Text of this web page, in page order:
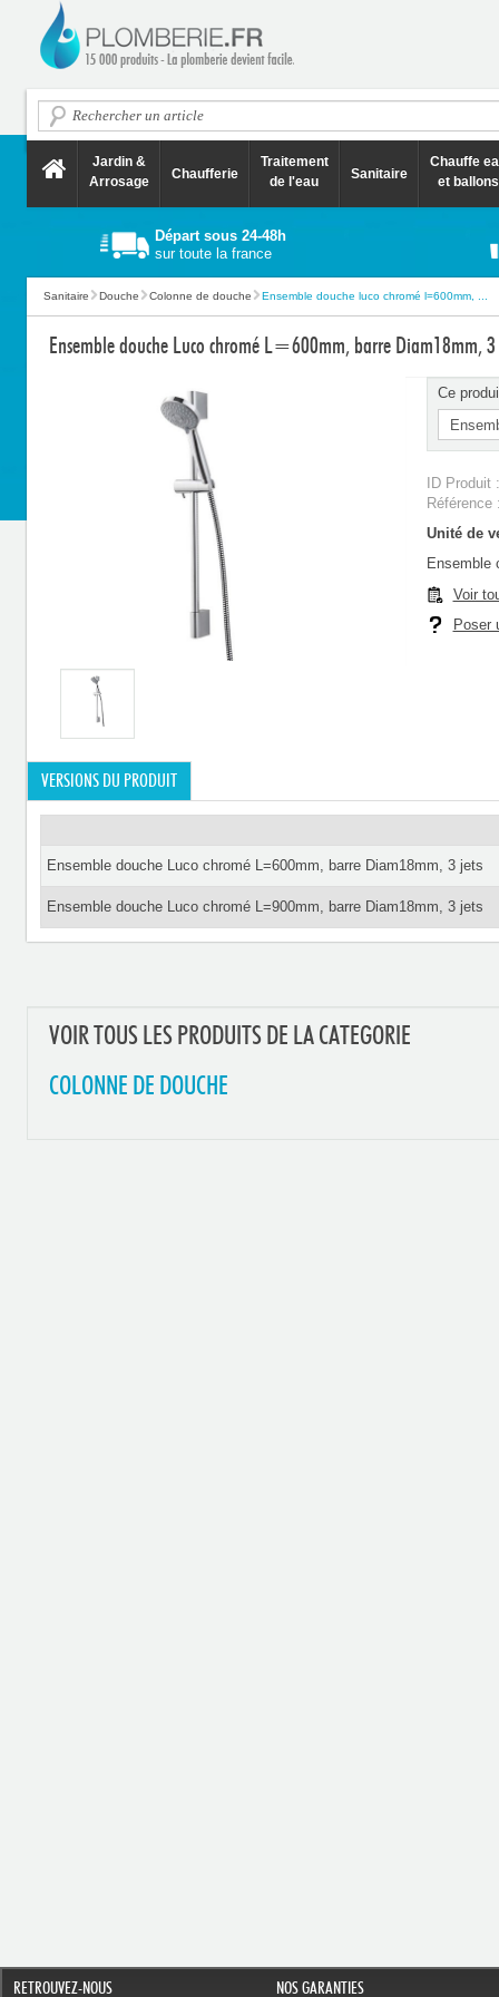
Jardin &
Arrosage
Chaufferie
Traitement
de l'eau
Sanitaire
Chauffe
et ballons
Départ sous 24-48h
sur toute la france
Sanitaire Douche Colonne de douche Ensemble douche luco chromé l=600mm, ...
Ensemble douche Luco chromé L=600mm, barre Diam18mm, 3
Ce
ID Produit
Unité de
Ensemble
Voir
Poser
VERSIONS DU PRODUIT
Ensemble douche Luco chromé L=600mm, barre Diam18mm, 3 jets
Ensemble douche Luco chromé L=900mm, barre Diam18mm, 3 jets
VOIR TOUS LES PRODUITS DE LA CATEGORIE
COLONNE DE DOUCHE
RETROUVEZ-NOUS NOS GARANTIES